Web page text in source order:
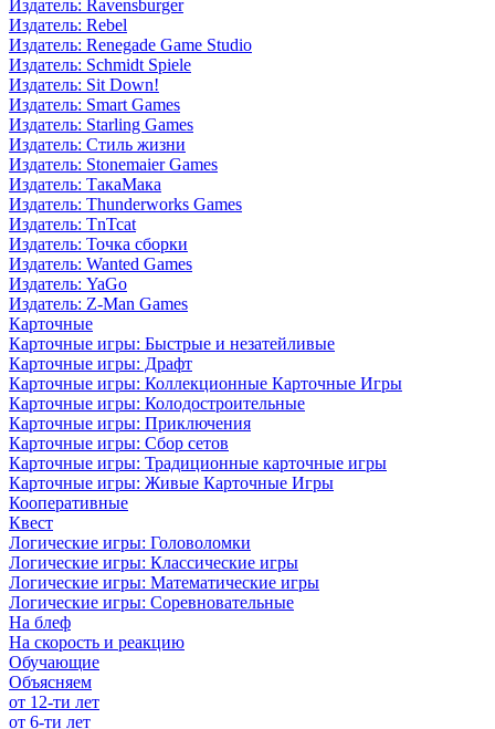
Издатель: Ravensburger
Издатель: Rebel
Издатель: Renegade Game Studio
Издатель: Schmidt Spiele
Издатель: Sit Down!
Издатель: Smart Games
Издатель: Starling Games
Издатель: Стиль жизни
Издатель: Stonemaier Games
Издатель: ТакаМака
Издатель: Thunderworks Games
Издатель: TnTcat
Издатель: Точка сборки
Издатель: Wanted Games
Издатель: YaGo
Издатель: Z-Man Games
Карточные
Карточные игры: Быстрые и незатейливые
Карточные игры: Драфт
Карточные игры: Коллекционные Карточные Игры
Карточные игры: Колодостроительные
Карточные игры: Приключения
Карточные игры: Сбор сетов
Карточные игры: Традиционные карточные игры
Карточные игры: Живые Карточные Игры
Кооперативные
Квест
Логические игры: Головоломки
Логические игры: Классические игры
Логические игры: Математические игры
Логические игры: Соревновательные
На блеф
На скорость и реакцию
Обучающие
Объясняем
от 12-ти лет
от 6-ти лет